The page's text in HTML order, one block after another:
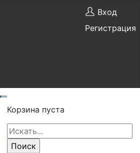
Вход
Регистрация
Корзина пуста